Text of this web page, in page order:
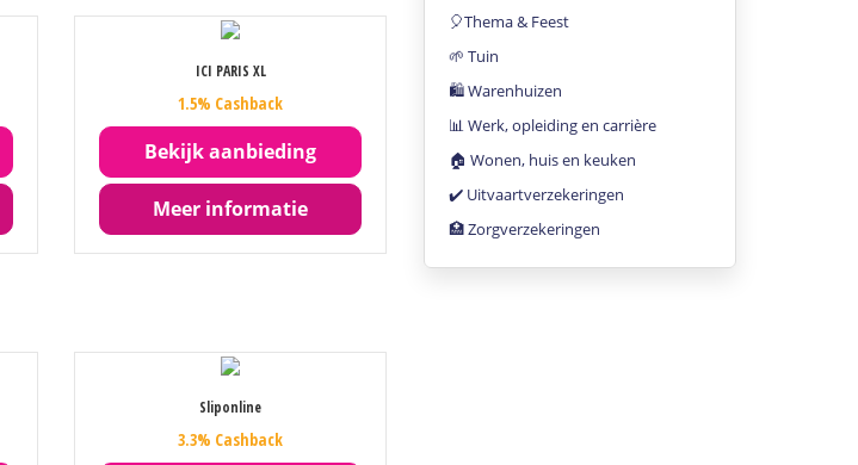
ICI PARIS XL
1.5% Cashback
Bekijk aanbieding
Meer informatie
Sliponline
3.3% Cashback
🎈Thema & Feest
🌱 Tuin
🛍 Warenhuizen
📊 Werk, opleiding en carrière
🏠 Wonen, huis en keuken
✔️ Uitvaartverzekeringen
🏥 Zorgverzekeringen